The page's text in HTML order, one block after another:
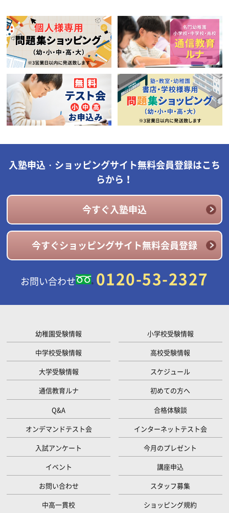
入塾申込・ショッピングサイト無料会員登録はこち
らから！
今すぐ入塾申込
今すぐショッピングサイト無料会員登録
お問い合わせ 0120-53-2327
幼稚園受験情報
小学校受験情報
中学校受験情報
高校受験情報
大学受験情報
スケジュール
通信教育ルナ
初めての方へ
Q&A
合格体験談
オンデマンドテスト会
インターネットテスト会
入試アンケート
今月のプレゼント
イベント
講座申込
お問い合わせ
スタッフ募集
中高一貫校
ショッピング規約